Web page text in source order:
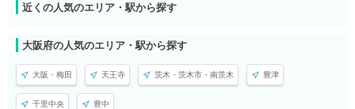
近くの人気のエリア・駅から探す
大阪府の人気のエリア・駅から探す
大阪・梅田 天王寺 茨木・茨木市・南茨木 豊津
千里中央 豊中